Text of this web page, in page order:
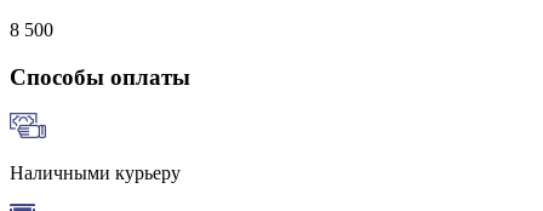
8 500
Способы оплаты
Наличными курьеру